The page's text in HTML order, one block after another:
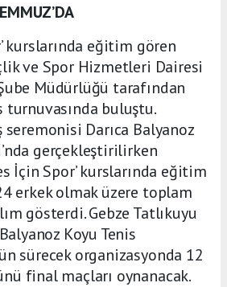
kurslarında eğitim gören
ve Spor Hizmetleri Dairesi
Müdürlüğü tarafından
buluştu.
seremonisi Darıca Balyanoz
gerçekleştirilirken
İçin Spor’ kurslarında eğitim
erkek olmak üzere toplam
gösterdi. Gebze Tatlıkuyu
Koyu Tenis
sürecek organizasyonda 12
final maçları oynanacak.